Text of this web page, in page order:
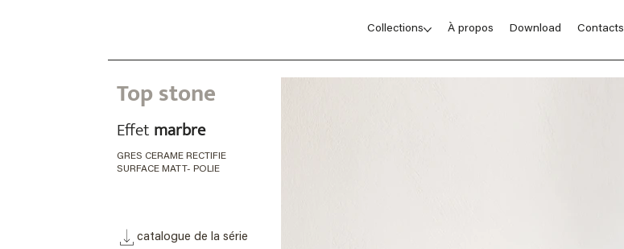
Collections À propos Download Contacts
Top stone
Effet marbre
GRES CERAME RECTIFIE
SURFACE MATT- POLIE
catalogue de la série